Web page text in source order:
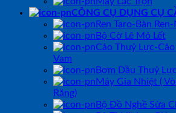
CÔNG CỤ DỤNG CỤ
Ren Taro-Bàn
Bộ Cờ Lê Mỏ Lết
Cảo Thuỷ Lực-
Vam
Bơm Dầu Thuỷ Lực
Máy Gia Nhiệt (
Răng)
Bộ Đồ Nghề Sửa